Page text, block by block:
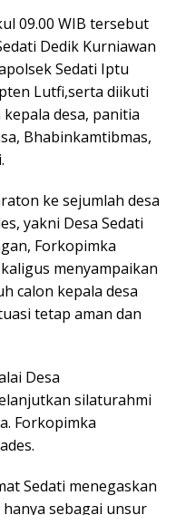
09.00 WIB tersebut
Dedik Kurniawan
Sedati Iptu
Lutfi,serta diikuti
desa, panitia
Bhabinkamtibmas,
ke sejumlah desa
yakni Desa Sedati
Forkopimka
menyampaikan
calon kepala desa
tetap aman dan
Desa
silaturahmi
Forkopimka
Sedati menegaskan
sebagai unsur